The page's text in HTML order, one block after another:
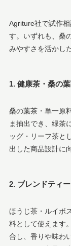
Agriture社で試作
す。いずれも、桑
みやすさを活かし
1. 健康茶・桑の
桑の葉茶・単一原
ま抽出でき、緑茶
ッグ・リーフ茶と
出した商品設計に
2. ブレンドティー
ほうじ茶・ルイボ
料として使えます
合し、香りや味わ